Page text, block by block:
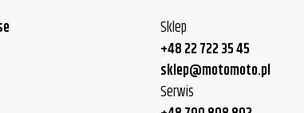
Sklep
+48 22 722 35 45
sklep@motomoto.pl
Serwis